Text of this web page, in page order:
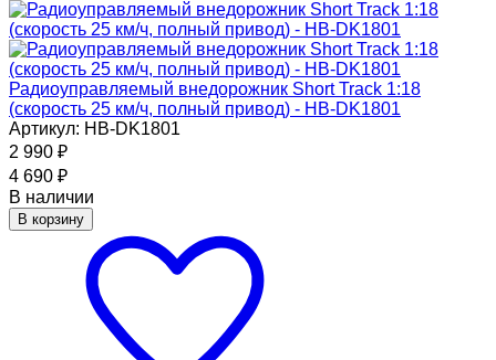
Радиоуправляемый внедорожник Short Track 1:18
(скорость 25 км/ч, полный привод) - HB-DK1801
Артикул: HB-DK1801
2 990 ₽
4 690 ₽
В наличии
В корзину